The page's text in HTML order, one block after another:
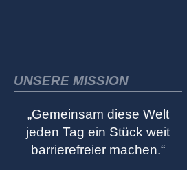
UNSERE MISSION
„Gemeinsam diese Welt
jeden Tag ein Stück weit
barrierefreier machen.“